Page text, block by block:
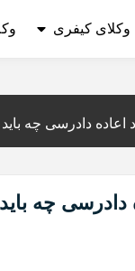
وکلای کیفری
دادرسی چه
چه